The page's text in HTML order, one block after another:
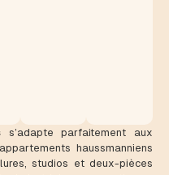
s’adapte parfaitement aux
haussmanniens
studios et deux-pièces